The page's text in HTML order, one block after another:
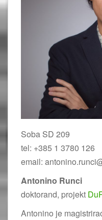
Soba SD 209
tel: +385 1 3780 126
email:
Antonino Runci
doktorand, projekt
Antonino je